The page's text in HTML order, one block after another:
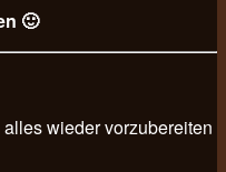
🙂
wieder vorzubereiten